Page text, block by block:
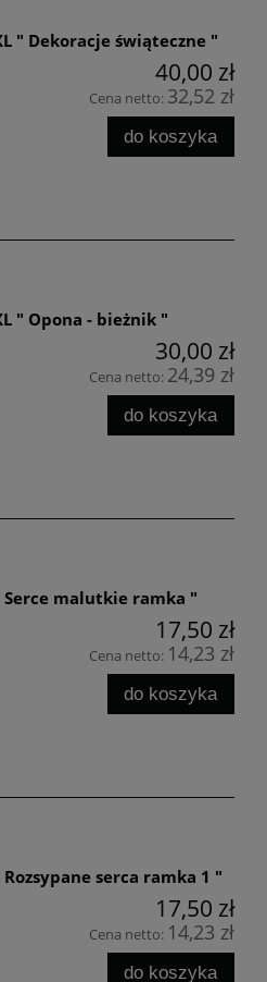
" Dekoracje świąteczne "
40,00 zł
Cena netto: 32,52 zł
do koszyka
" Opona - bieżnik "
30,00 zł
Cena netto: 24,39 zł
do koszyka
malutkie ramka "
17,50 zł
Cena netto: 14,23 zł
do koszyka
serca ramka 1 "
17,50 zł
Cena netto: 14,23 zł
do koszyka